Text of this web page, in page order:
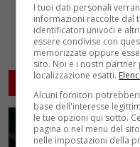
ARTICOLI CORRELATI
I tuoi dati personali
informazioni raccolte dal
identificatori univoci e
essere condivise con
memorizzate oppure
sito. Noi e i nostri
localizzazione esatti.
Alcuni fornitori
base dell'interesse
le tue opzioni qui sotto.
pagina o nel menu del
nelle impostazioni della